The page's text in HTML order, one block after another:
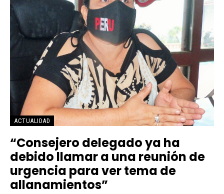
ACTUALIDAD
“Consejero delegado ya ha
debido llamar a una reunión de
urgencia para ver tema de
allanamientos”